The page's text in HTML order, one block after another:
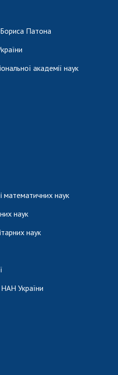
Патона
академії наук
математичних наук
наук
наук
України